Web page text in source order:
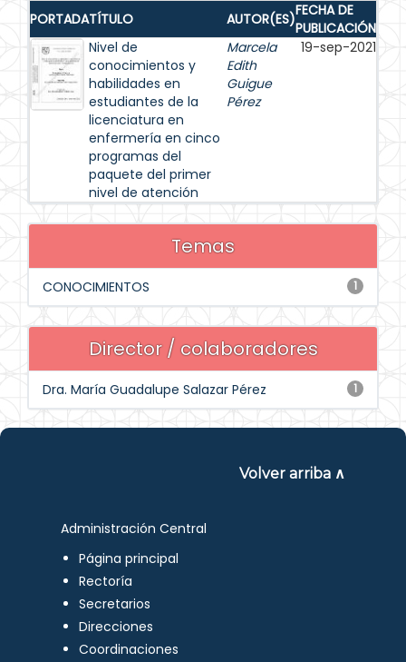
PORTADATÍTULO AUTOR(ES)FECHA DE
PUBLICACIÓN
Nivel de
conocimientos y
habilidades en
estudiantes de la
licenciatura en
enfermería en cinco
programas del
paquete del primer
nivel de atención
Marcela
Edith
Guigue
Pérez
19-sep-2021
Temas
1
CONOCIMIENTOS
Director / colaboradores
1
Dra. María Guadalupe Salazar Pérez
Volver arriba ∧
Administración Central
Página principal
Rectoría
Secretarios
Direcciones
Coordinaciones